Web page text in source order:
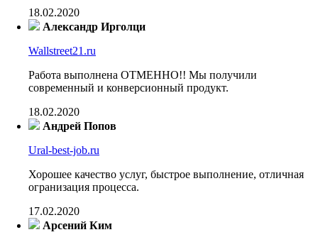
18.02.2020
Александр Ирголци
Wallstreet21.ru
Работа выполнена ОТМЕННО!! Мы получили
современный и конверсионный продукт.
18.02.2020
Андрей Попов
Ural-best-job.ru
Хорошее качество услуг, быстрое выполнение, отличная
огранизация процесса.
17.02.2020
Арсений Ким